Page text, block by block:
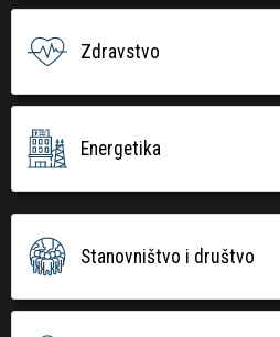
Zdravstvo
Energetika
Stanovništvo i društvo